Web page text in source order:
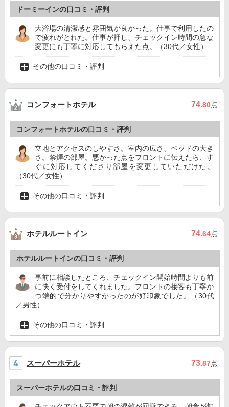
ドーミーインの口コミ・評判
大浴場の清潔感と雰囲気が良かった。仕事で利用したの
で疲れがとれた。仕事が押し、チェックイン時間の急な
変更にも丁寧に対応してもらえた点。（30代／女性）
その他の口コミ・評判
コンフォートホテル 74.80点
コンフォートホテルの口コミ・評判
立地とアクセスのしやすさ。室内の広さ、ベッドの大き
さ。禁煙の部屋。悪かった点をフロントに伝えたら、す
ぐに対応してくださり部屋を変更していただけた。
（30代／女性）
その他の口コミ・評判
ホテルルートイン 74.64点
ホテルルートインの口コミ・評判
事前に相談したところ、チェックイン開始時間よりも前
に快く受付をしてくれました。フロントの接客も丁寧か
つ端的で分かりやすかったのが好印象でした。（30代
／男性）
その他の口コミ・評判
スーパーホテル 73.87点
スーパーホテルの口コミ・評判